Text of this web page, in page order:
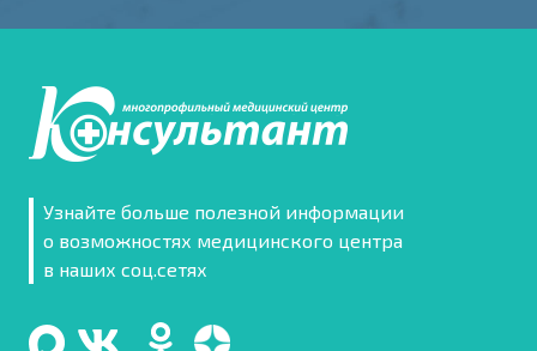
Узнайте больше полезной информации
о возможностях медицинского центра
в наших соц.сетях